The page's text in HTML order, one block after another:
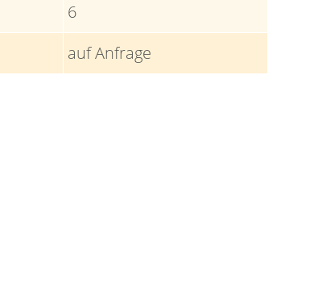
6
auf Anfrage